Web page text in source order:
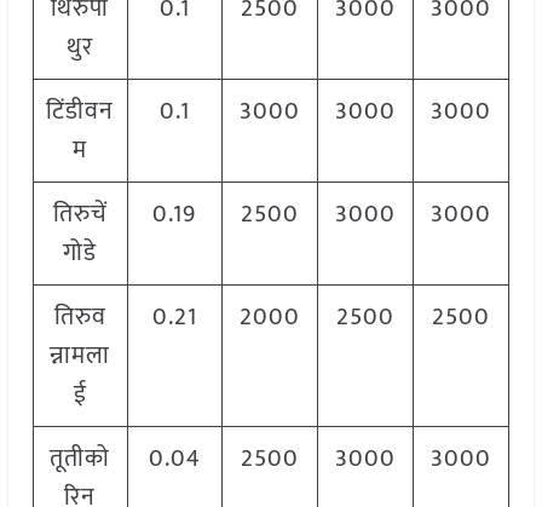
थिरुपा
थुर
0.1 2500 3000 3000
टिंडीवन
म
0.1 3000 3000 3000
तिरुचें
गोडे
0.19 2500 3000 3000
तिरुव
न्नामला
ई
0.21 2000 2500 2500
तूतीको
रिन
0.04 2500 3000 3000